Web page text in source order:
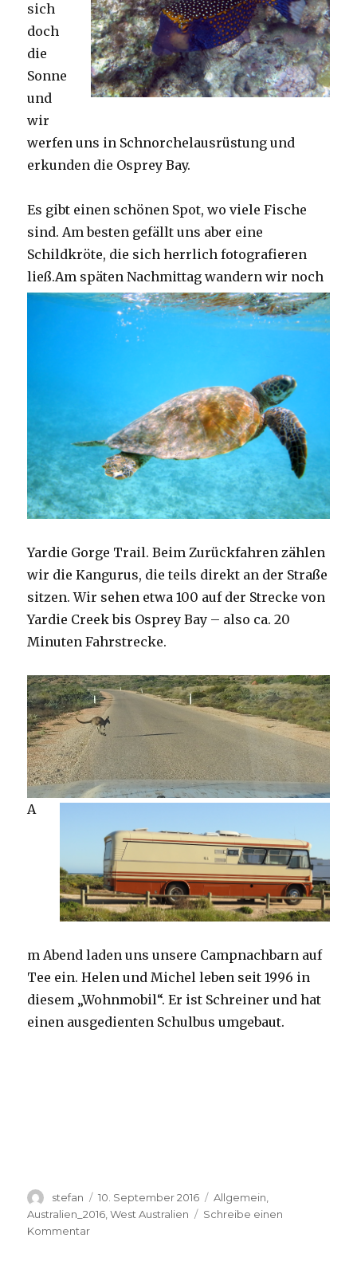
sich
doch
die
Sonne
und
wir
werfen uns in Schnorchelausrüstung und
erkunden die Osprey Bay.
Es gibt einen schönen Spot, wo viele Fische
sind. Am besten gefällt uns aber eine
Schildkröte, die sich herrlich fotografieren
ließ.Am späten Nachmittag wandern wir noch
Yardie Gorge Trail. Beim Zurückfahren zählen
wir die Kangurus, die teils direkt an der Straße
sitzen. Wir sehen etwa 100 auf der Strecke von
Yardie Creek bis Osprey Bay – also ca. 20
Minuten Fahrstrecke.
A
m Abend laden uns unsere Campnachbarn auf
Tee ein. Helen und Michel leben seit 1996 in
diesem „Wohnmobil“. Er ist Schreiner und hat
einen ausgedienten Schulbus umgebaut.
Autor
stefan
Veröffentlicht
am
10. September 2016 Kategorien
Allgemein
Australien_2016 ,West Australien
Schreibe einen
Kommentarzu